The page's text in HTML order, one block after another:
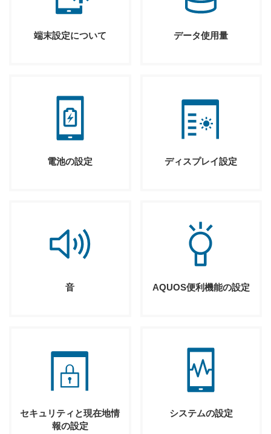
端末設定について データ使用量
電池の設定 ディスプレイ設定
音 AQUOS便利機能の設定
セキュリティと現在地情
報の設定
システムの設定